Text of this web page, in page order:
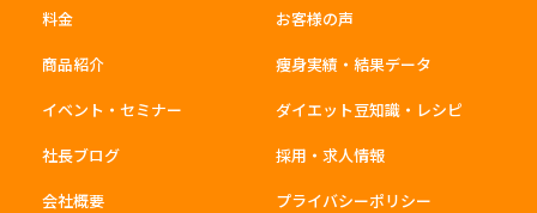
料金
お客様の声
商品紹介
痩身実績・結果データ
イベント・セミナー
ダイエット豆知識・レシピ
社長ブログ
採用・求人情報
会社概要
プライバシーポリシー